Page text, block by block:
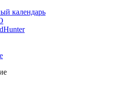
календарь